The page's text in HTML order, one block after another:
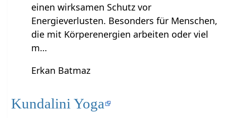
einen wirksamen Schutz vor
Energieverlusten. Besonders für Menschen,
die mit Körperenergien arbeiten oder viel
m…
Erkan Batmaz
Kundalini Yoga